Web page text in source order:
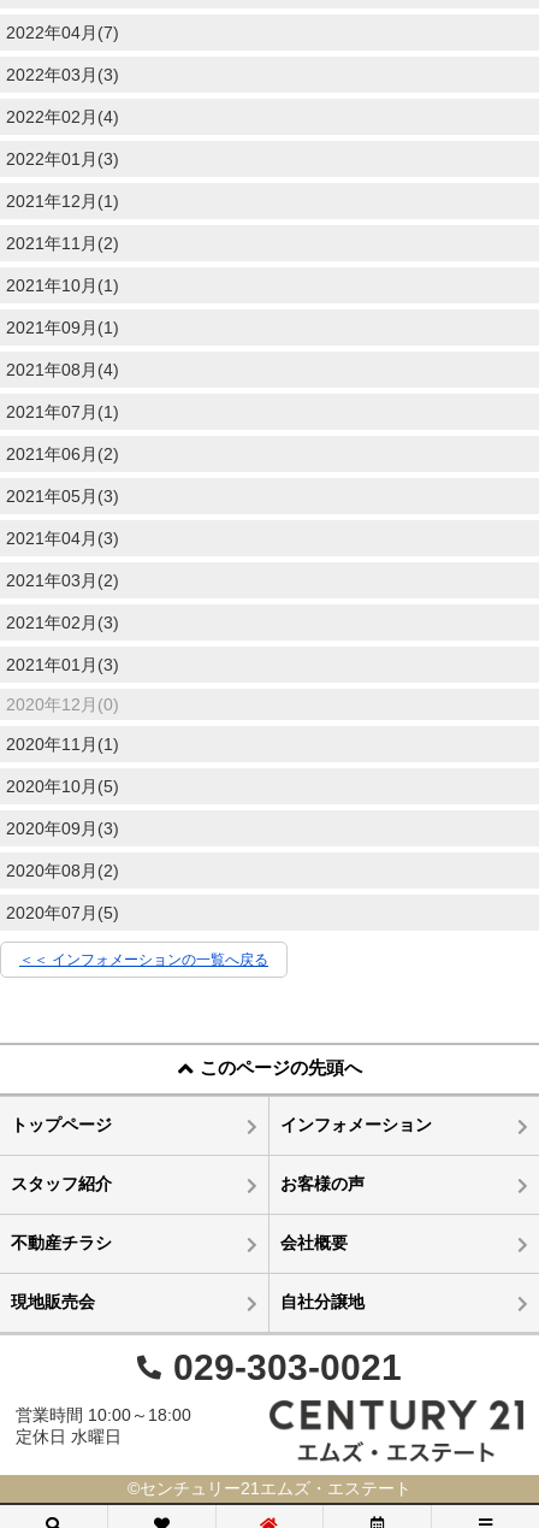
2022年04月(7)
2022年03月(3)
2022年02月(4)
2022年01月(3)
2021年12月(1)
2021年11月(2)
2021年10月(1)
2021年09月(1)
2021年08月(4)
2021年07月(1)
2021年06月(2)
2021年05月(3)
2021年04月(3)
2021年03月(2)
2021年02月(3)
2021年01月(3)
2020年12月(0)
2020年11月(1)
2020年10月(5)
2020年09月(3)
2020年08月(2)
2020年07月(5)
＜＜ インフォメーションの一覧へ戻る
このページの先頭へ
トップページ インフォメーション
スタッフ紹介 お客様の声
不動産チラシ 会社概要
現地販売会 自社分譲地
029-303-0021
営業時間 10:00～18:00
定休日 水曜日
©センチュリー21エムズ・エステート